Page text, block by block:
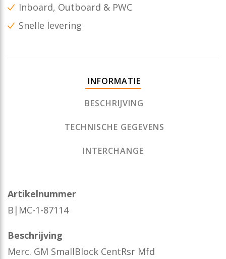
Inboard, Outboard & PWC
Snelle levering
INFORMATIE
BESCHRIJVING
TECHNISCHE GEGEVENS
INTERCHANGE
Artikelnummer
B|MC-1-87114
Beschrijving
Merc. GM SmallBlock CentRsr Mfd